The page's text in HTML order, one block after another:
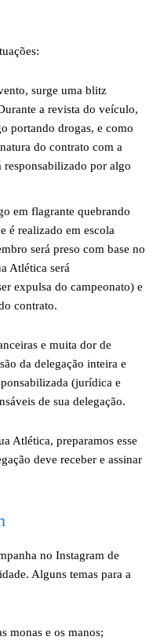
surge uma blitz
a revista do veículo,
portando drogas, e como
do contrato com a
responsabilizado por algo
em flagrante quebrando
é realizado em escola
será preso com base no
Atlética será
expulsa do campeonato) e
contrato.
e muita dor de
da delegação inteira e
(jurídica e
de sua delegação.
Atlética, preparamos esse
deve receber e assinar
no Instagram de
Alguns temas para a
monas e os manos;